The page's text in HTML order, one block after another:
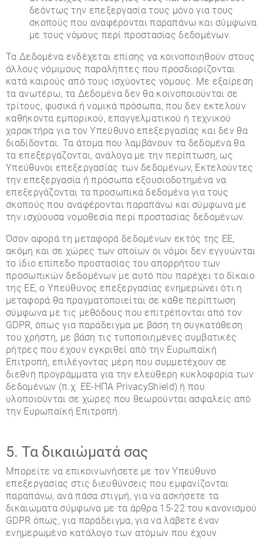
δεόντως την επεξεργασία τους μόνο για τους
σκοπούς που αναφέρονται παραπάνω και σύμφωνα
με τους νόμους περί προστασίας δεδομένων.
Τα Δεδομένα ενδέχεται επίσης να κοινοποιηθούν στους
άλλους νόμιμους παραλήπτες που προσδιορίζονται
κατά καιρούς από τους ισχύοντες νόμους. Με εξαίρεση
τα ανωτέρω, τα Δεδομένα δεν θα κοινοποιούνται σε
τρίτους, φυσικά ή νομικά πρόσωπα, που δεν εκτελούν
καθήκοντα εμπορικού, επαγγελματικού ή τεχνικού
χαρακτήρα για τον Υπεύθυνο επεξεργασίας και δεν θα
διαδίδονται. Τα άτομα που λαμβάνουν τα δεδομένα θα
τα επεξεργάζονται, ανάλογα με την περίπτωση, ως
Υπεύθυνοι επεξεργασίας των δεδομένων, Εκτελούντες
την επεξεργασία ή πρόσωπα εξουσιοδοτημένα να
επεξεργάζονται τα προσωπικά δεδομένα για τους
σκοπούς που αναφέρονται παραπάνω και σύμφωνα με
την ισχύουσα νομοθεσία περί προστασίας δεδομένων.
Όσον αφορά τη μεταφορά δεδομένων εκτός της ΕΕ,
ακόμη και σε χώρες των οποίων οι νόμοι δεν εγγυώνται
το ίδιο επίπεδο προστασίας του απορρήτου των
προσωπικών δεδομένων με αυτό που παρέχει το δίκαιο
της ΕΕ, ο Υπεύθυνος επεξεργασίας ενημερώνει ότι η
μεταφορά θα πραγματοποιείται σε κάθε περίπτωση
σύμφωνα με τις μεθόδους που επιτρέπονται από τον
GDPR, όπως για παράδειγμα με βάση τη συγκατάθεση
του χρήστη, με βάση τις τυποποιημένες συμβατικές
ρήτρες που έχουν εγκριθεί από την Ευρωπαϊκή
Επιτροπή, επιλέγοντας μέρη που συμμετέχουν σε
διεθνή προγράμματα για την ελεύθερη κυκλοφορία των
δεδομένων (π.χ. ΕΕ-ΗΠΑ PrivacyShield) ή που
υλοποιούνται σε χώρες που θεωρούνται ασφαλείς από
την Ευρωπαϊκή Επιτροπή.
5. Τα δικαιώματά σας
Μπορείτε να επικοινωνήσετε με τον Υπεύθυνο
επεξεργασίας στις διευθύνσεις που εμφανίζονται
παραπάνω, ανά πάσα στιγμή, για να ασκήσετε τα
δικαιώματα σύμφωνα με τα άρθρα 15-22 του κανονισμού
GDPR όπως, για παράδειγμα, για να λάβετε έναν
ενημερωμένο κατάλογο των ατόμων που έχουν